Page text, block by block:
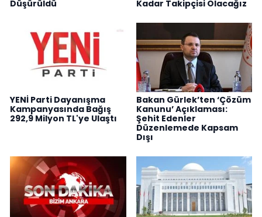
Düşürüldü
Kadar Takipçisi Olacağız
YENİ Parti Dayanışma
Kampanyasında Bağış
292,9 Milyon TL'ye Ulaştı
Bakan Gürlek’ten ‘Çözüm
Kanunu’ Açıklaması:
Şehit Edenler
Düzenlemede Kapsam
Dışı